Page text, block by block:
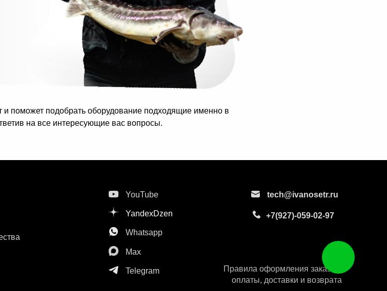
поможет подобрать оборудование подходящие именно в
на все интересующие вас вопросы.
+7(927)-059-02-97
YouTube tech@ivanosetr.ru
Правила оформления заказов,
оплаты, доставки и возврата
Telegram
Whatsapp
Max
YandexDzen